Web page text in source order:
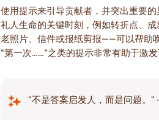
使用提示来引导贡献者，并突出重要
礼人生命的关键时刻，例如转折点、
老照片、信件或报纸剪报——可以帮助
“第一次……”之类的提示非常有助于激发
"不是答案启发人，而是问题。"